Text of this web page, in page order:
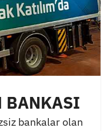
BANKASI
bankalar olan